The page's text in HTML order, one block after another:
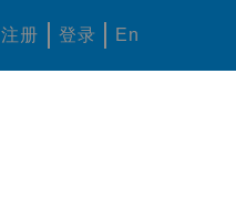
注册 登录 En